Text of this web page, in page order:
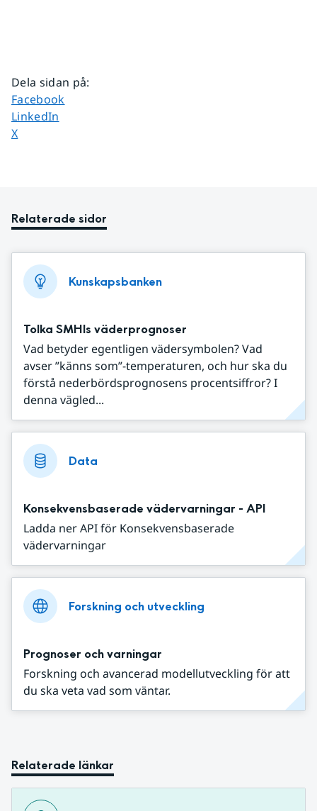
Dela sidan på:
Dela sidan på
Facebook
Dela sidan på
LinkedIn
Dela sidan på
X
Relaterade sidor
Kunskapsbanken
Tolka SMHIs väderprognoser
Vad betyder egentligen vädersymbolen? Vad
avser ”känns som”-temperaturen, och hur ska du
förstå nederbördsprognosens procentsiffror? I
denna vägled...
Data
Konsekvensbaserade vädervarningar - API
Ladda ner API för Konsekvensbaserade
vädervarningar
Forskning och utveckling
Prognoser och varningar
Forskning och avancerad modellutveckling för att
du ska veta vad som väntar.
Relaterade länkar